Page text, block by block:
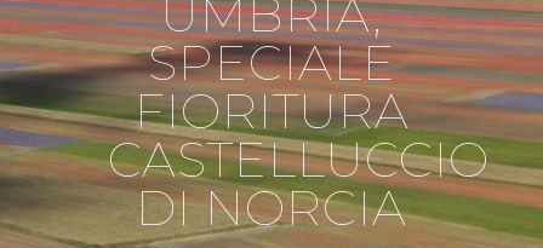
UMBRIA,
SPECIALE
FIORITURA
CASTELLUCCIO
DI NORCIA